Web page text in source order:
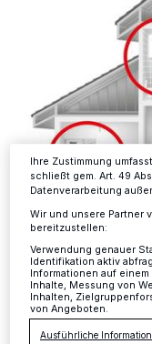
Verbraucher
Kohlenmonoxid.
Kennungen auf Ihrem
Tracking-Technologien
verarbeiten Daten, um
Zwecke. Wenn Tracker
Anzeigen
dieses Menü jederzeit
ändern oder Ihre
Einstellungen oder
Ihre Einstellungen
Informationen finden
Ihre Zustimmung
schließt gem. Art. 49
Datenverarbeitung
Wir und unsere Partner
bereitzustellen:
Verwendung genauer
Identifikation aktiv
Informationen auf
Inhalte, Messung von
Inhalten,
von Angeboten.
Ausführliche